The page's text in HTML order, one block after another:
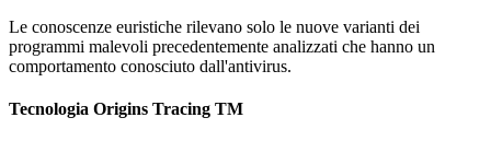
Le conoscenze euristiche rilevano solo le nuove varianti dei
programmi malevoli precedentemente analizzati che hanno un
comportamento conosciuto dall'antivirus.
Tecnologia Origins Tracing TM